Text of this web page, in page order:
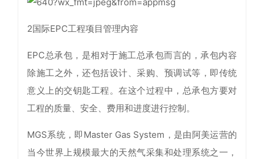
2国际EPC工程项目管理内容
EPC总承包，是相对于施工总承包而言的，承包内容
除施工之外，还包括设计、采购、预调试等，即传统
意义上的交钥匙工程。在这个过程中，总承包方要对
工程的质量、安全、费用和进度进行控制。
MGS系统，即Master Gas System，是由阿美运营的
当今世界上规模最大的天然气采集和处理系统之一，